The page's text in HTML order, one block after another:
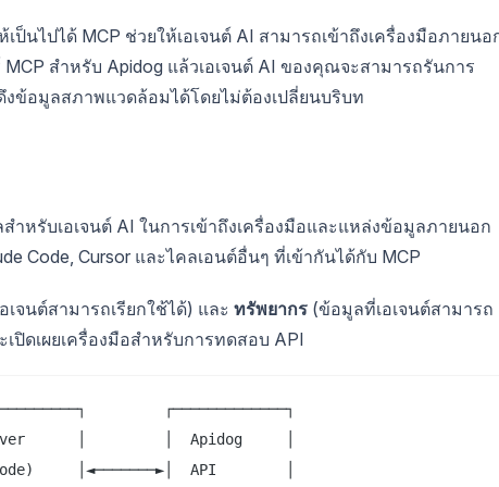
ป็นไปได้ MCP ช่วยให้เอเจนต์ AI สามารถเข้าถึงเครื่องมือภายนอ
สำหรับ Apidog แล้วเอเจนต์ AI ของคุณจะสามารถรันการ
ข้อมูลสภาพแวดล้อมได้โดยไม่ต้องเปลี่ยนบริบท
ำหรับเอเจนต์ AI ในการเข้าถึงเครื่องมือและแหล่งข้อมูลภายนอก
Code, Cursor และไคลเอนต์อื่นๆ ที่เข้ากันได้กับ MCP
เจนต์สามารถเรียกใช้ได้) และ ทรัพยากร (ข้อมูลที่เอเจนต์สามารถ
ปิดเผยเครื่องมือสำหรับการทดสอบ API
┌─────────────┐
│         │  Apidog     │
│◄───────►│  API        │